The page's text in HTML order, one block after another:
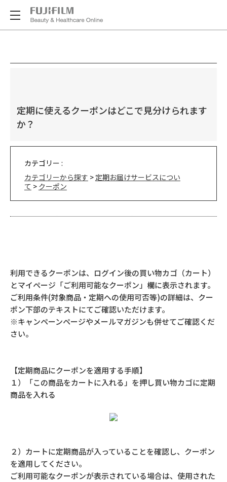
定期に使えるクーポンはどこで見分けられます
か？
カテゴリー :
カテゴリーから探す > 定期お届けサービスについ
て > クーポン
利用できるクーポンは、ログイン後の買い物カゴ（カート）
とマイページ「ご利用可能なクーポン」欄に表示されます。
ご利用条件(対象商品・定期への使用可否等)の詳細は、クー
ポン下部のテキストにてご確認いただけます。
※キャンペーンページやメールマガジンも併せてご確認くだ
さい。
【定期商品にクーポンを適用する手順】
１）「この商品をカートに入れる」を押し買い物カゴに定期
商品を入れる
２）カートに定期商品が入っていることを確認し、クーポン
を適用してください。
ご利用可能なクーポンが表示されている場合は、使用された